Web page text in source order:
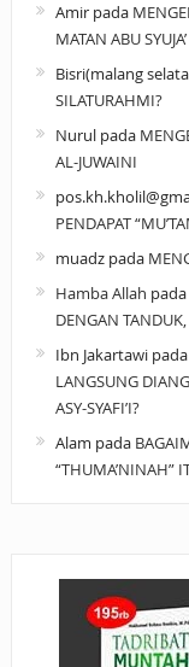
Amirpada
MATAN ABU SYUJA’
Bisri(malang
SILATURAHMI?
Nurulpada
AL-JUWAINI
PENDAPAT
muadzpada
Hamba Allah pada
DENGAN
Ibn Jakartawipada
LANGSUNG
ASY-SYAFI’I?
Alam pada
“THUMA’NINAH”